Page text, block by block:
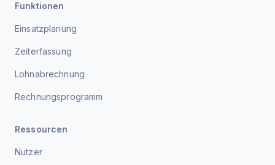
Funktionen
Einsatzplanung
Zeiterfassung
Lohnabrechnung
Rechnungsprogramm
Ressourcen
Nutzer